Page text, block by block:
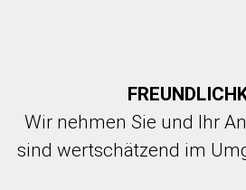
Wir nehmen Sie und Ihr
sind wertschätzend im